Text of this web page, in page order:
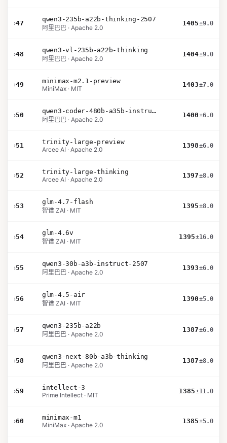
›47
qwen3-235b-a22b-thinking-2507
阿里巴巴 · Apache 2.0
1405±9.0
›48
qwen3-vl-235b-a22b-thinking
阿里巴巴 · Apache 2.0
1404±9.0
›49
minimax-m2.1-preview
MiniMax · MIT
1403±7.0
›50
qwen3-coder-480b-a35b-instruct
阿里巴巴 · Apache 2.0
1400±6.0
›51
trinity-large-preview
Arcee AI · Apache 2.0
1398±6.0
›52
trinity-large-thinking
Arcee AI · Apache 2.0
1397±8.0
›53
glm-4.7-flash
智谱 ZAI · MIT
1395±8.0
›54
glm-4.6v
智谱 ZAI · MIT
1395±16.0
›55
qwen3-30b-a3b-instruct-2507
阿里巴巴 · Apache 2.0
1393±6.0
›56
glm-4.5-air
智谱 ZAI · MIT
1390±5.0
›57
qwen3-235b-a22b
阿里巴巴 · Apache 2.0
1387±6.0
›58
qwen3-next-80b-a3b-thinking
阿里巴巴 · Apache 2.0
1387±8.0
›59
intellect-3
Prime Intellect · MIT
1385±11.0
›60
minimax-m1
MiniMax · Apache 2.0
1385±5.0